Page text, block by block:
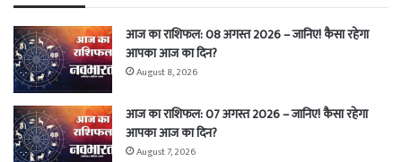
आज का राशिफल: 08 अगस्त 2026 – जानिए! कैसा रहेगा
आपका आज का दिन?
August 8, 2026
आज का राशिफल: 07 अगस्त 2026 – जानिए! कैसा रहेगा
आपका आज का दिन?
August 7, 2026